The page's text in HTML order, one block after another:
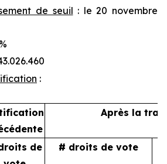
de seuil : le 20 novembre
:
Après la
de
# droits de vote